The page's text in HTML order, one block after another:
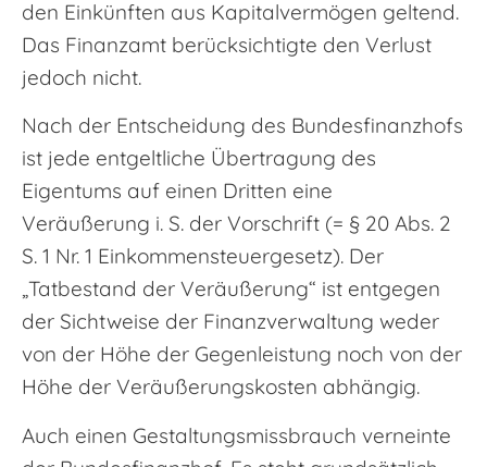
den Einkünften aus Kapitalvermögen geltend.
Das Finanzamt berücksichtigte den Verlust
jedoch nicht.
Nach der Entscheidung des Bundesfinanzhofs
ist jede entgeltliche Übertragung des
Eigentums auf einen Dritten eine
Veräußerung i. S. der Vorschrift (= § 20 Abs. 2
S. 1 Nr. 1 Einkommensteuergesetz). Der
„Tatbestand der Veräußerung“ ist entgegen
der Sichtweise der Finanzverwaltung weder
von der Höhe der Gegenleistung noch von der
Höhe der Veräußerungskosten abhängig.
Auch einen Gestaltungsmissbrauch verneinte